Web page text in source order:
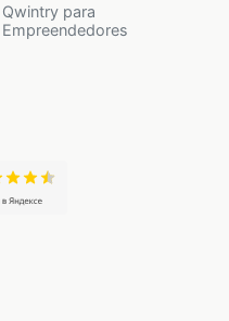
Qwintry para
Empreendedores